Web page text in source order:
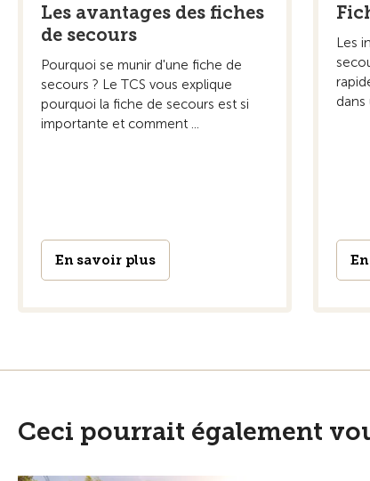
Les avantages des fiches
de secours
Pourquoi se munir d'une fiche de
secours ? Le TCS vous explique
pourquoi la fiche de secours est si
importante et comment ...
En savoir plus
Les
dans
Ceci pourrait également